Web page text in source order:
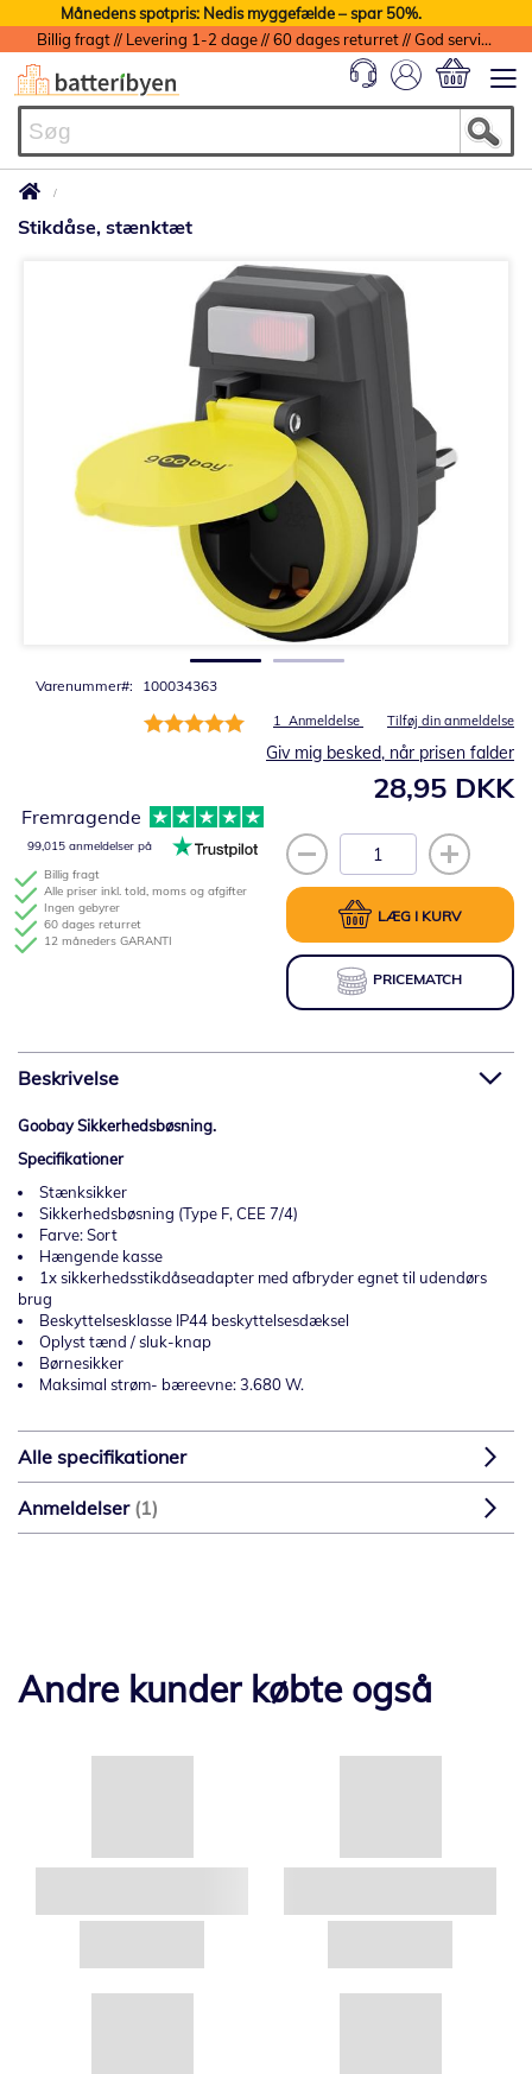
Månedens spotpris: Nedis myggefælde – spar 50%.
Billig fragt // Levering 1-2 dage // 60 dages returret // God service med garanti
Stikdåse, stænktæt
Varenummer 100034363
Bedømmelse:
1 Anmeldelse Tilføj din anmeldelse
28,95 DKK
Giv mig besked, når prisen falder
LÆG I KURV
PRICEMATCH
Billig fragt
Alle priser inkl. told, moms og afgifter
Ingen gebyrer
60 dages returret
12 måneders GARANTI
Fremragende
99,015 anmeldelser på
Beskrivelse
Goobay Sikkerhedsbøsning.
Specifikationer
Stænksikker
Sikkerhedsbøsning (Type F, CEE 7/4)
Farve: Sort
Hængende kasse
1x sikkerhedsstikdåseadapter med afbryder egnet til udendørs
brug
Beskyttelsesklasse IP44 beskyttelsesdæksel
Oplyst tænd / sluk-knap
Børnesikker
Maksimal strøm- bæreevne: 3.680 W.
Alle specifikationer
Anmeldelser 1
Andre kunder købte også